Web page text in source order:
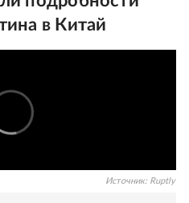
в Китай
Источник: Ruptly